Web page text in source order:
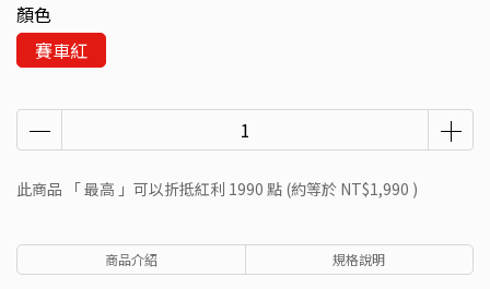
顏色
賽車紅
此商品 「 最高 」可以折抵紅利 1990 點 (約等於 NT$1,990 )
商品介紹 規格說明